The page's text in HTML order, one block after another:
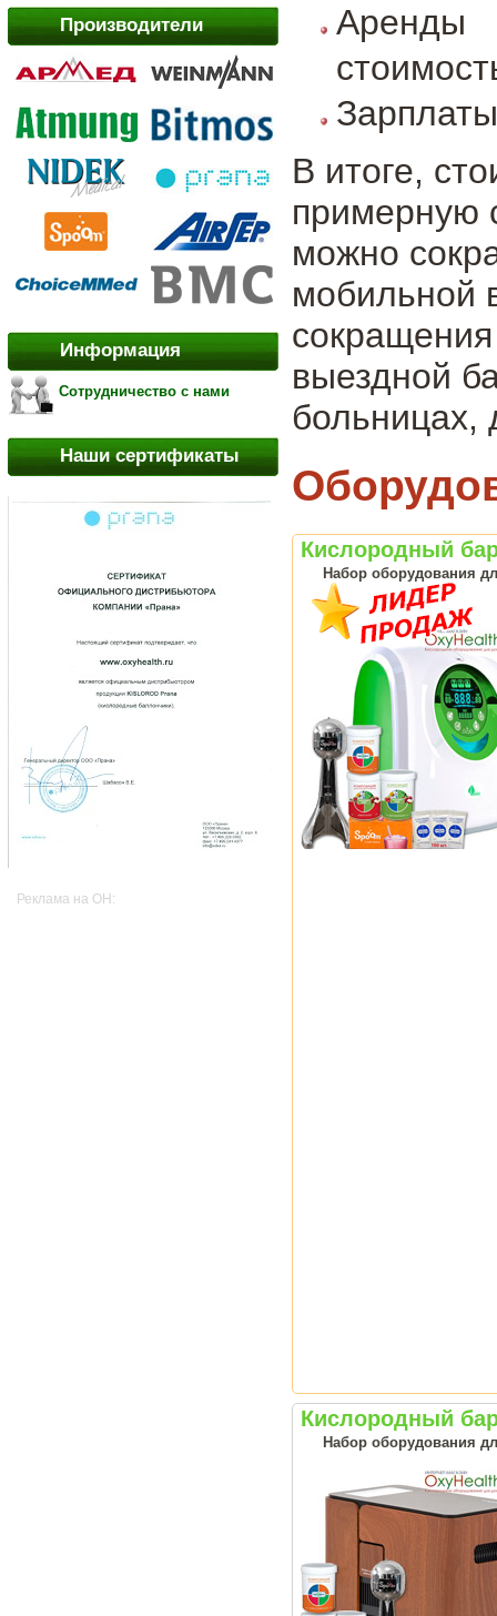
Производители
Информация
Сотрудничество с нами
Наши сертификаты
Реклама на OH:
Аренды
В итоге,
примерную
можно
мобильной
выездной
больницах,
Кислородный
Набор оборудования
Кислородный
Набор оборудования